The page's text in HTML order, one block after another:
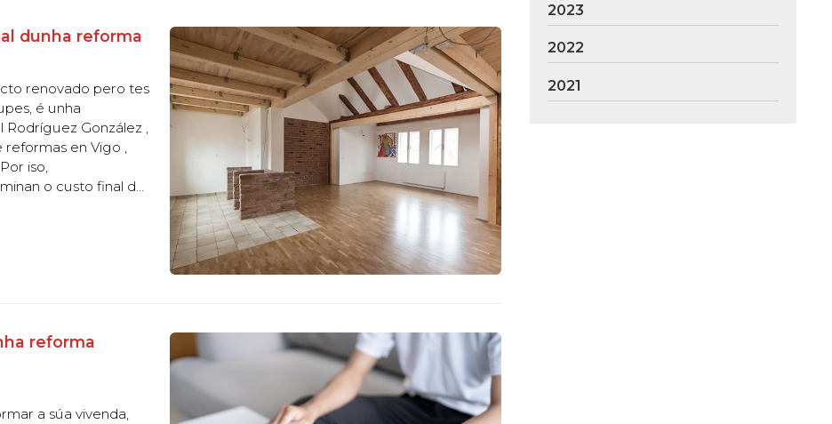
dunha reforma
renovado pero tes
é unha
González ,
reformas en Vigo ,
iso,
o custo final de
reforma
a súa vivenda,
2023
2022
2021